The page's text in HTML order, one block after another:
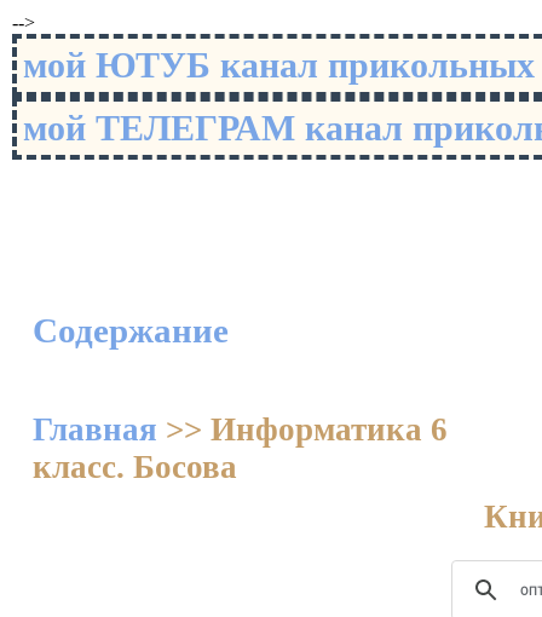
-->
мой ЮТУБ канал
мой ТЕЛЕГРАМ канал
Содержание
Главная >> Информатика 6
класс. Босова